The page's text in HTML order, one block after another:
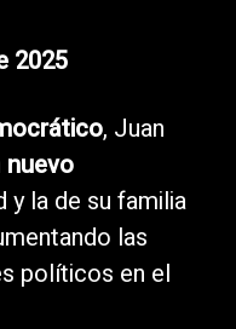
2025
, Juan
nuevo
y la de su familia
las
políticos en el